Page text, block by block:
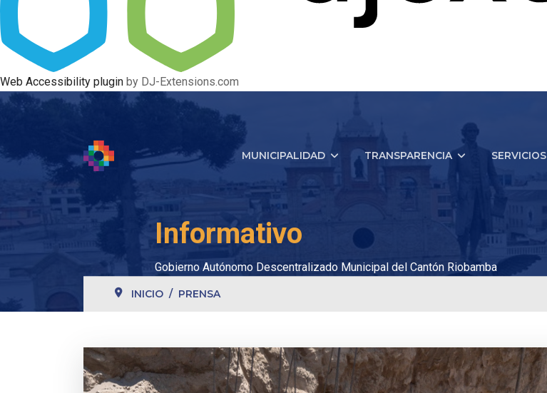
Web Accessibility plugin by DJ-Extensions.com
MUNICIPALIDAD TRANSPARENCIA SERVICIOS
Informativo
Gobierno Autónomo Descentralizado Municipal del Cantón Riobamba
INICIO PRENSA